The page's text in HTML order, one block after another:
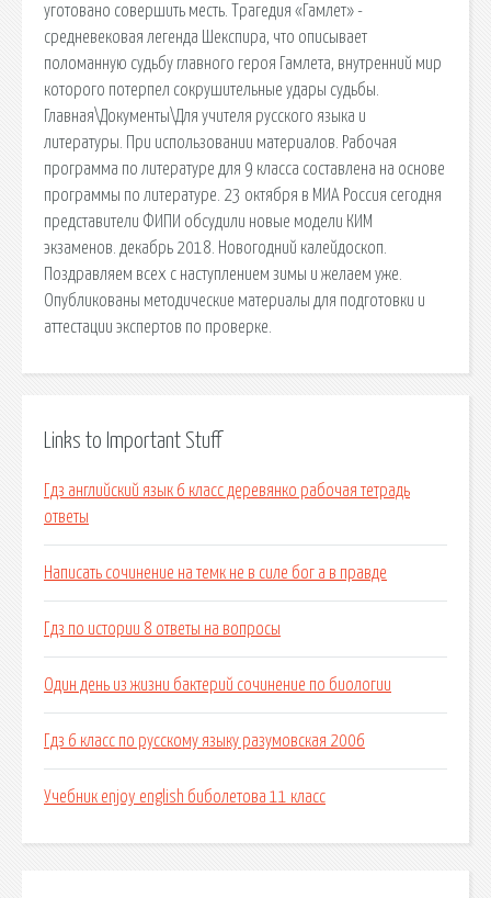
уготовано совершить месть. Трагедия «Гамлет» -
средневековая легенда Шекспира, что описывает
поломанную судьбу главного героя Гамлета, внутренний мир
которого потерпел сокрушительные удары судьбы.
Главная\Документы\Для учителя русского языка и
литературы. При использовании материалов. Рабочая
программа по литературе для 9 класса составлена на основе
программы по литературе. 23 октября в МИА Россия сегодня
представители ФИПИ обсудили новые модели КИМ
экзаменов. декабрь 2018. Новогодний калейдоскоп.
Поздравляем всех с наступлением зимы и желаем уже.
Опубликованы методические материалы для подготовки и
аттестации экспертов по проверке.
Links to Important Stuff
Гдз английский язык 6 класс деревянко рабочая тетрадь
ответы
Написать сочинение на темк не в силе бог а в правде
Гдз по истории 8 ответы на вопросы
Один день из жизни бактерий сочинение по биологии
Гдз 6 класс по русскому языку разумовская 2006
Учебник enjoy english биболетова 11 класс